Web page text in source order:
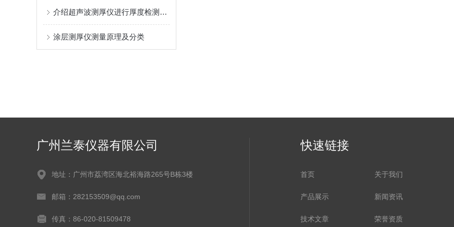
介绍超声波测厚仪进行厚度检测的原理及特殊情况的解决方案
涂层测厚仪测量原理及分类
广州兰泰仪器有限公司
地址：广州市荔湾区海北裕海路265号B栋3楼
邮箱：282153509@qq.com
传真：86-020-81509478
快速链接
首页 关于我们
产品展示 新闻资讯
技术文章 荣誉资质